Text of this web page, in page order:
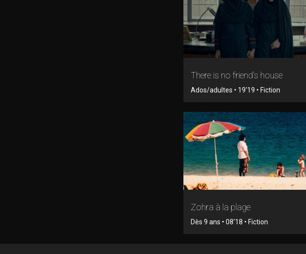
There is no friend's house
Ados/adultes • 19'19 • Fiction
Zohra à la plage
Dès 9 ans • 08'18 • Fiction